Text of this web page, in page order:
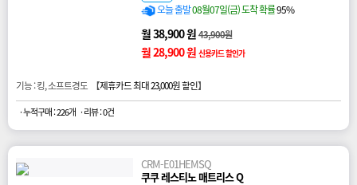
오늘 출발08월07일(금) 도착 확률95%
월 38,900 원43,900원
월 28,900 원 신용카드 할인가
기능 : 킹, 소프트경도 【제휴카드 최대 23,000원 할인】
· 누적구매 : 226개 · 리뷰 : 0건
CRM-E01HEMSQ
쿠쿠 레스티노 매트리스 Q